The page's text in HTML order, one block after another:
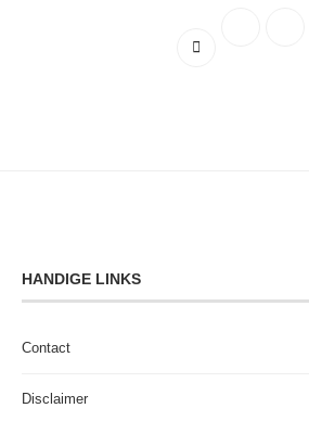
HANDIGE LINKS
Contact
Disclaimer